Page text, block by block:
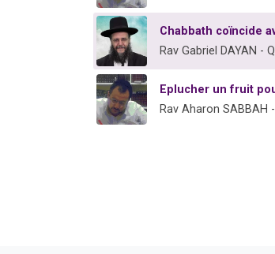
Chabbath coïncide
Rav Gabriel DAYAN -
Eplucher un fruit
Rav Aharon SABBAH